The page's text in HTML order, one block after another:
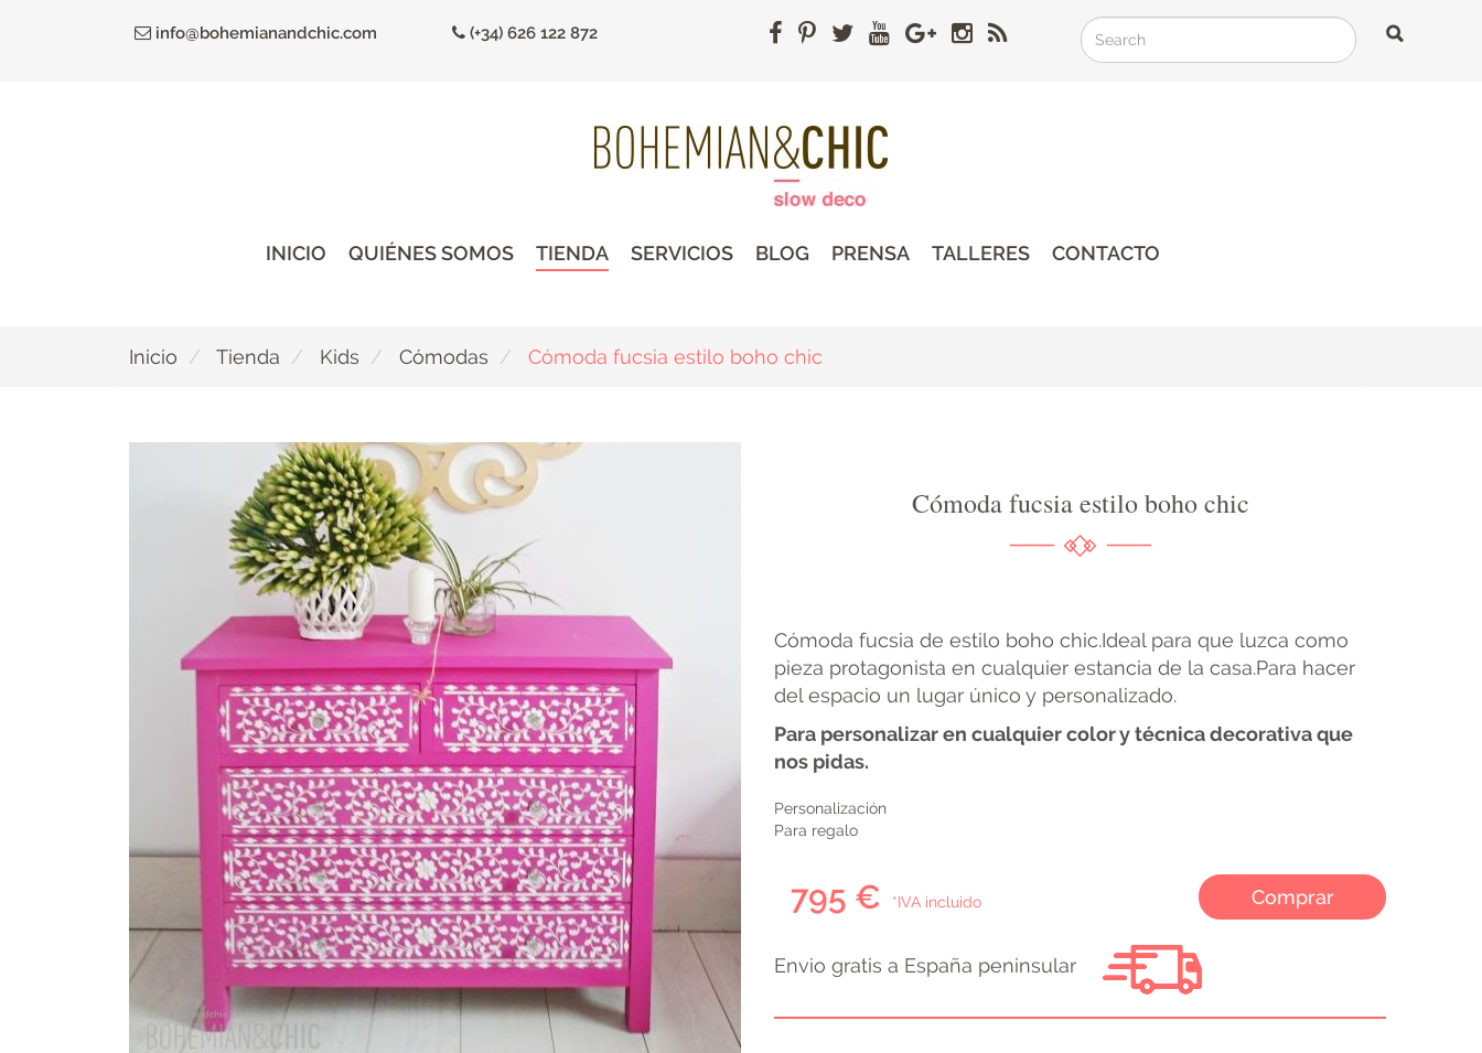
info@bohemianandchic.com (+34) 626 122 872
Search
Search
Search
INICIO QUIÉNES SOMOS TIENDA SERVICIOS BLOG PRENSA TALLERES CONTACTO
Inicio Tienda Kids Cómodas Cómoda fucsia estilo boho chic
Cómoda fucsia estilo boho chic
Cómoda fucsia de estilo boho chic.Ideal para que luzca como
pieza protagonista en cualquier estancia de la casa.Para hacer
del espacio un lugar único y personalizado.
Para personalizar en cualquier color y técnica decorativa que
nos pidas.
Personalización
Para regalo
795 € *IVA incluido Comprar
Envio gratis a España peninsular